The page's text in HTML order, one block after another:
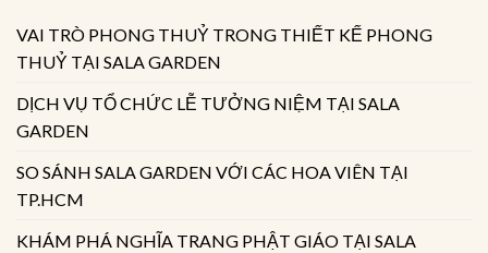
VAI TRÒ PHONG THUỶ TRONG THIẾT KẾ PHONG
THUỶ TẠI SALA GARDEN
DỊCH VỤ TỔ CHỨC LỄ TƯỞNG NIỆM TẠI SALA
GARDEN
SO SÁNH SALA GARDEN VỚI CÁC HOA VIÊN TẠI
TP.HCM
KHÁM PHÁ NGHĨA TRANG PHẬT GIÁO TẠI SALA